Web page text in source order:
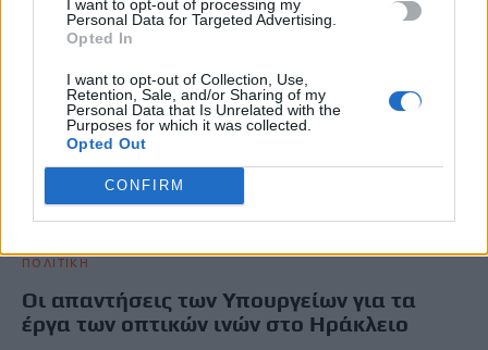
I want to opt-out of processing my
Personal Data for Targeted Advertising.
Opted In
I want to opt-out of Collection, Use,
Retention, Sale, and/or Sharing of my
Personal Data that Is Unrelated with the
Purposes for which it was collected.
Opted Out
CONFIRM
ΠΟΛΙΤΙΚΗ
Οι απαντήσεις των Υπουργείων για τα
έργα των οπτικών ινών στο Ηράκλειο